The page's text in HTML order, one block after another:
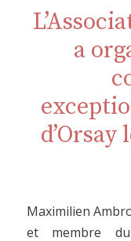
a
Maximilien
et membre du